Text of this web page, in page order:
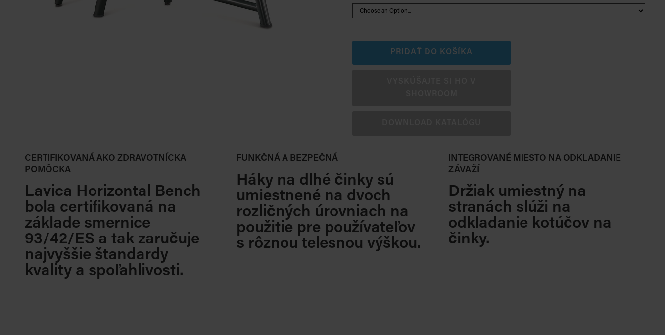
PRIDAŤ DO KOŠÍKA
CERTIFIKOVANÁ AKO ZDRAVOTNÍCKA
POMÔCKA
Lavica Horizontal Bench
bola certifikovaná na
základe smernice
93/42/ES a tak zaručuje
najvyššie štandardy
kvality a spoľahlivosti.
FUNKČNÁ A BEZPEČNÁ
Háky na dlhé činky sú
umiestnené na dvoch
rozličných úrovniach na
použitie pre používateľov
s rôznou telesnou výškou.
INTEGROVANÉ MIESTO NA ODKLADANIE
ZÁVAŽÍ
Držiak umiestný na
stranách slúži na
odkladanie kotúčov na
činky.